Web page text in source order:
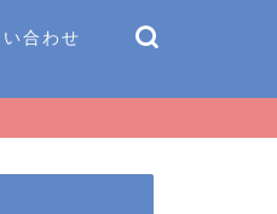
合わせ